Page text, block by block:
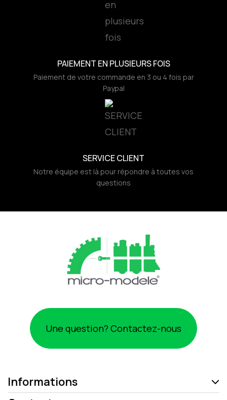
PAIEMENT EN PLUSIEURS FOIS
Paiement de votre commande en 3 ou 4 fois par
Paypal
SERVICE CLIENT
Notre équipe est là pour répondre à toutes vos
questions
Une question? Contactez-nous
Informations